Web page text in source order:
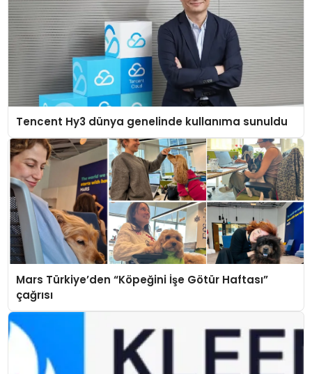
Tencent Hy3 dünya genelinde kullanıma sunuldu
Mars Türkiye’den “Köpeğini İşe Götür Haftası”
çağrısı